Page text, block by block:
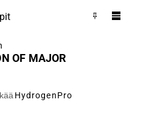
OF MAJOR
HydrogenPro